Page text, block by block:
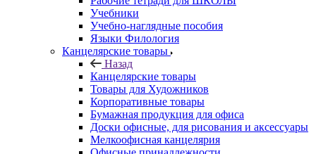
Учебники
Учебно-наглядные пособия
Языки Филология
Канцелярские товары
Назад
Канцелярские товары
Товары для Художников
Корпоративные товары
Бумажная продукция для офиса
Доски офисные, для рисования и аксессуары
Мелкоофисная канцелярия